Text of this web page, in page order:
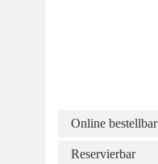
Online bestellbar
Reservierbar